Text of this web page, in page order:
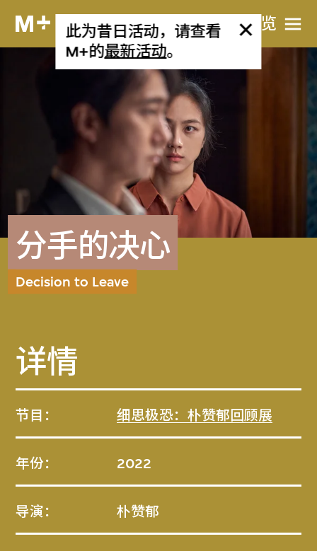
网站导览
此为昔日活动，请查看
M+的最新活动。
分手的决心
Decision to Leave
详情
节目： 细思极恐：朴赞郁回顾展
年份： 2022
导演： 朴赞郁